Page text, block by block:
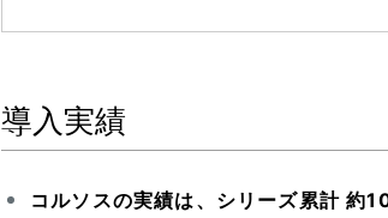
導入実績
コルソスの実績は、シリーズ累計 約